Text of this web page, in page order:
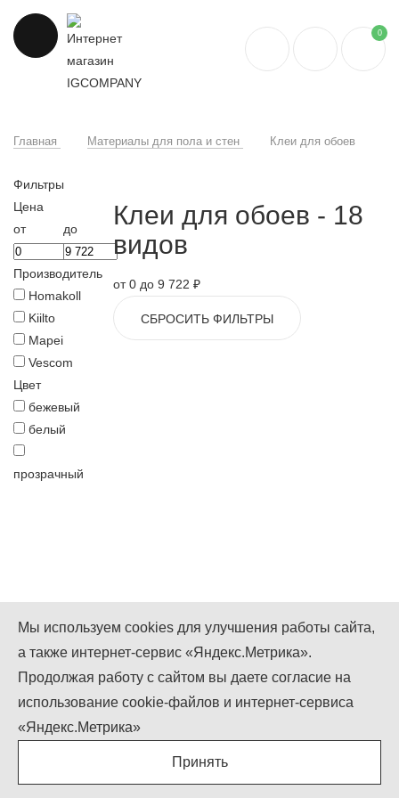
0
Главная Материалы для пола и стен Клеи для обоев
Фильтры
Цена
от
до
Производитель
Homakoll
Kiilto
Mapei
Vescom
Цвет
бежевый
белый
прозрачный
Клеи для обоев - 18
видов
от 0 до 9 722 ₽
СБРОСИТЬ ФИЛЬТРЫ
Мы в Instagram Мы в Facebook
Мы в Twitter
+7 (499) 755-92-79
Понедельник-Пятница: 9.00 - 18.00
Суббота-Воскресенье: выходной
igcompany © ООО «БИЗНЕС КАПИТАЛ»
Мы используем cookies для улучшения работы сайта,
а также интернет-сервис «Яндекс.Метрика».
Продолжая работу с сайтом вы даете согласие на
использование cookie-файлов и интернет-сервиса
«Яндекс.Метрика»
Принять